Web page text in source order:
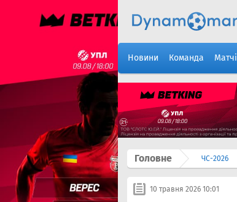
Новини Команда Матчі
Головне ЧС-2026
10 травня 2026 10:01